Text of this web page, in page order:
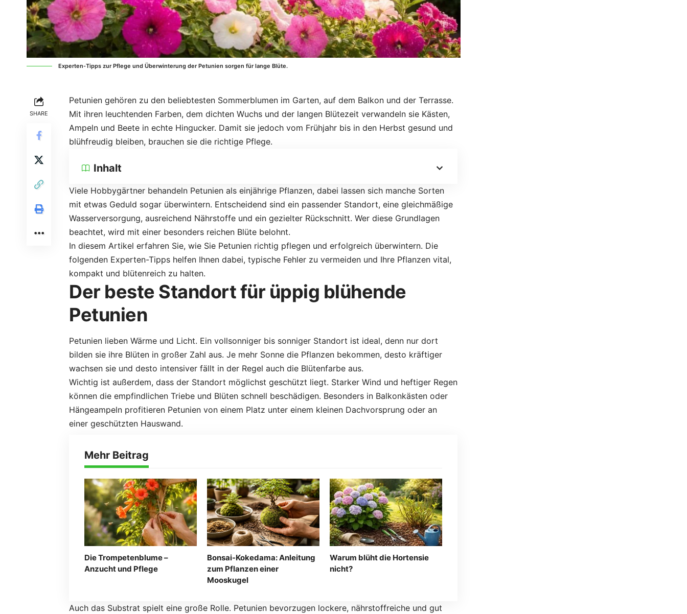
Experten-Tipps zur Pflege und Überwinterung der Petunien sorgen für lange Blüte.
SHARE
Petunien gehören zu den beliebtesten Sommerblumen im Garten, auf dem Balkon und der Terrasse.
Mit ihren leuchtenden Farben, dem dichten Wuchs und der langen Blütezeit verwandeln sie Kästen,
Ampeln und Beete in echte Hingucker. Damit sie jedoch vom Frühjahr bis in den Herbst gesund und
blühfreudig bleiben, brauchen sie die richtige Pflege.
Inhalt
Viele Hobbygärtner behandeln Petunien als einjährige Pflanzen, dabei lassen sich manche Sorten
mit etwas Geduld sogar überwintern. Entscheidend sind ein passender Standort, eine gleichmäßige
Wasserversorgung, ausreichend Nährstoffe und ein gezielter Rückschnitt. Wer diese Grundlagen
beachtet, wird mit einer besonders reichen Blüte belohnt.
In diesem Artikel erfahren Sie, wie Sie Petunien richtig pflegen und erfolgreich überwintern. Die
folgenden Experten-Tipps helfen Ihnen dabei, typische Fehler zu vermeiden und Ihre Pflanzen vital,
kompakt und blütenreich zu halten.
Der beste Standort für üppig blühende
Petunien
Petunien lieben Wärme und Licht. Ein vollsonniger bis sonniger Standort ist ideal, denn nur dort
bilden sie ihre Blüten in großer Zahl aus. Je mehr Sonne die Pflanzen bekommen, desto kräftiger
wachsen sie und desto intensiver fällt in der Regel auch die Blütenfarbe aus.
Wichtig ist außerdem, dass der Standort möglichst geschützt liegt. Starker Wind und heftiger Regen
können die empfindlichen Triebe und Blüten schnell beschädigen. Besonders in Balkonkästen oder
Hängeampeln profitieren Petunien von einem Platz unter einem kleinen Dachvorsprung oder an
einer geschützten Hauswand.
Mehr Beitrag
Die Trompetenblume –
Anzucht und Pflege
Bonsai-Kokedama: Anleitung
zum Pflanzen einer
Mooskugel
Warum blüht die Hortensie
nicht?
Auch das Substrat spielt eine große Rolle. Petunien bevorzugen lockere, nährstoffreiche und gut